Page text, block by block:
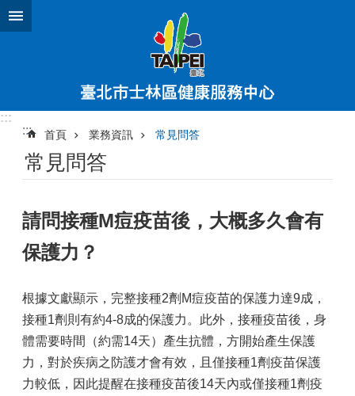
跳到主要內容區塊
:::
:::
首頁 業務資訊 常見問答
常見問答
請問接種M痘疫苗後，大概多久會有
保護力？
根據文獻顯示，完整接種2劑M痘疫苗的保護力達9成，
接種1劑則有約4-8成的保護力。此外，接種疫苗後，身
體需要時間（約需14天）產生抗體，方開始產生保護
力，對於疾病之防護才會有效，且僅接種1劑疫苗保護
力較低，因此提醒在接種疫苗後14天內或僅接種1劑疫